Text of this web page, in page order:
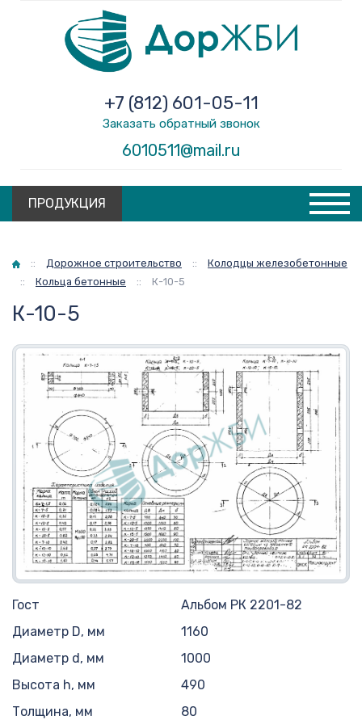
6010511@mail.ru
+7 (812) 601-05-11
Заказать обратный звонок
ПРОДУКЦИЯ
Главная
:: Дорожное строительство ::
Колодцы железобетонные
::
Кольца бетонные :: К-10-5
К-10-5
Гост
Альбом РК 2201-82
Диаметр D, мм
1160
Диаметр d, мм
1000
Высота h, мм
490
Толщина, мм
80